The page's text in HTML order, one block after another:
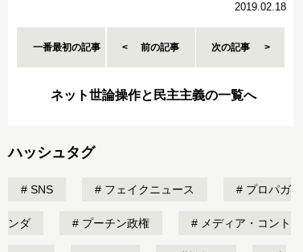
2019.02.18
一番最初の記事 前の記事 次の記事
ネット世論操作と民主主義の一覧へ
ハッシュタグ
SNS フェイクニュース プロパガ
ンダ プーチン政権 メディア・コント